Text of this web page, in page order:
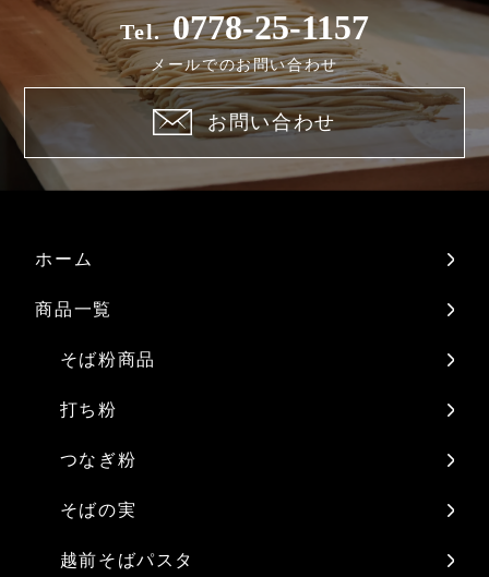
Tel. 0778-25-1157
メールでのお問い合わせ
お問い合わせ
ホーム
商品一覧
そば粉商品
打ち粉
つなぎ粉
そばの実
越前そばパスタ